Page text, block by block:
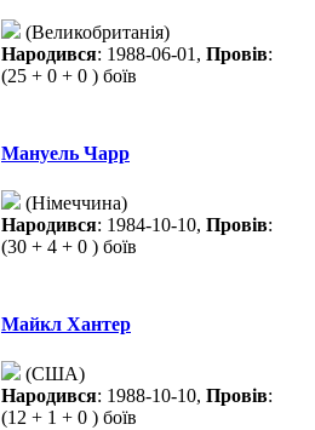
(Великобританія)
Народився: 1988-06-01, Провів:
(25 + 0 + 0 ) боїв
Мануель Чарр
(Німеччина)
Народився: 1984-10-10, Провів:
(30 + 4 + 0 ) боїв
Майкл Хантер
(США)
Народився: 1988-10-10, Провів:
(12 + 1 + 0 ) боїв